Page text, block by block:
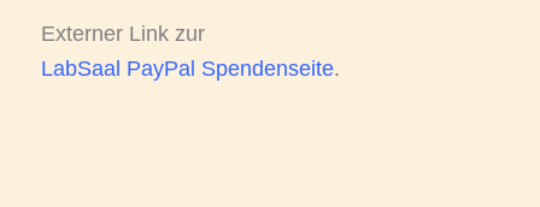
Externer Link zur
LabSaal PayPal Spendenseite.